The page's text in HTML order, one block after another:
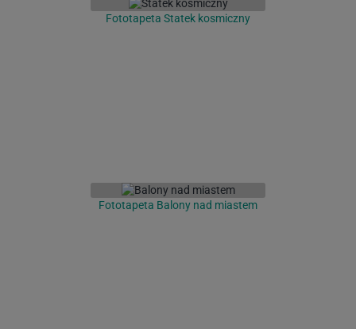
Fototapeta Statek kosmiczny
Fototapeta Balony nad miastem